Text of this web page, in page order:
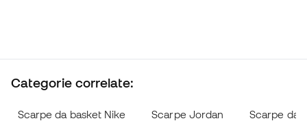
Categorie correlate:
Scarpe da basket Nike Scarpe Jordan Scarpe da